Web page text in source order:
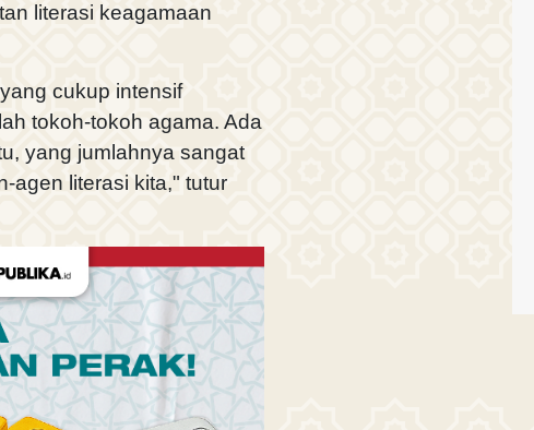
literasi keagamaan
cukup intensif
tokoh-tokoh agama. Ada
yang jumlahnya sangat
agen literasi kita," tutur